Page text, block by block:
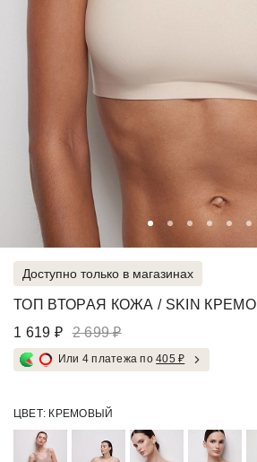
Доступно только в магазинах
ТОП ВТОРАЯ КОЖА / SKIN
1 619 ₽
2 699 ₽
Или 4 платежа по405 ₽
ЦВЕТ: КРЕМОВЫЙ